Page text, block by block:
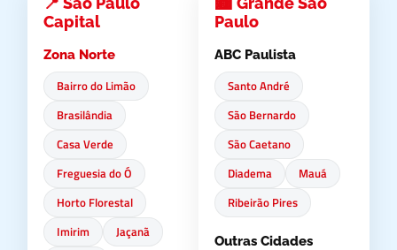
Capital
Zona Norte
Bairro do Limão
Brasilândia
Casa Verde
Freguesia do Ó
Horto Florestal
Imirim
Jaçanã
Paulo
ABC Paulista
Santo André
São Bernardo
São Caetano
Diadema
Mauá
Ribeirão Pires
Outras Cidades